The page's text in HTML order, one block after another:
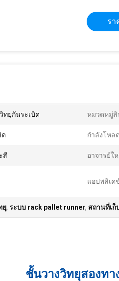
รา
ทยุกันระเบิด หมวดหมู่สิ
ด กำลังโหล
สี อาจารย์ใ
แอปพลิเค
ยุ, ระบบ rack pallet runner, สถานที่เก็
ชั้นวางวิทยุสองทา